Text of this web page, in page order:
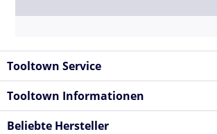
Tooltown Service
Tooltown Informationen
Beliebte Hersteller